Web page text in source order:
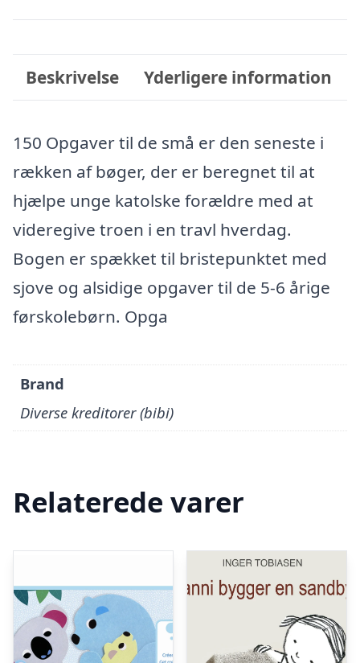
Beskrivelse Yderligere information
150 Opgaver til de små er den seneste i
rækken af bøger, der er beregnet til at
hjælpe unge katolske forældre med at
videregive troen i en travl hverdag.
Bogen er spækket til bristepunktet med
sjove og alsidige opgaver til de 5-6 årige
førskolebørn. Opga
Brand
Diverse kreditorer (bibi)
Relaterede varer